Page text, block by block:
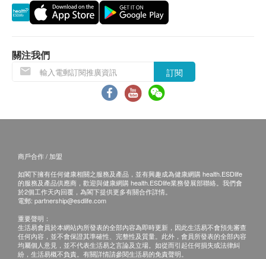
當顧客收取已訂購之貨品時，有責任檢查貨品是否
有損毀情況，一經確認簽收，恕不接受退換。
或過期退回，供應商有權不受理。
如有其他損壞或遺漏查詢，顧客必須保留有效收據
正本，並於送貨後3個工作天內按下列方式聯絡
Gamore 客戶服務部跟進。
關注我們
訂閱
商戶合作 / 加盟
如閣下擁有任何健康相關之服務及產品，並有興趣成為健康網購 health.ESDlife
的服務及產品供應商，歡迎與健康網購 health.ESDlife業務發展部聯絡。我們會
於2個工作天內回覆，為閣下提供更多有關合作詳情。
電郵: partnership@esdlife.com
重要聲明：
生活易會員於本網站內所發表的全部內容為即時更新，因此生活易不會預先審查
任何內容，並不會保證其準確性、完整性及質量。此外，會員所發表的全部內容
均屬個人意見，並不代表生活易之言論及立場。如從而引起任何損失或法律糾
紛，生活易概不負責。有關詳情請參閱生活易的免責聲明。